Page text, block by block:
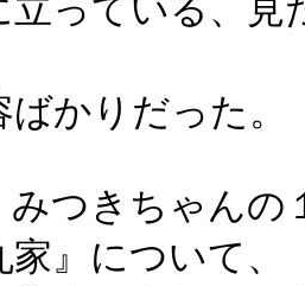
立っている、見
かりだった。
みつきちゃん
』について、